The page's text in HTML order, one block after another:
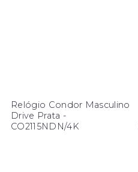
Relógio Condor Masculino
Drive Prata -
CO2115NDN/4K